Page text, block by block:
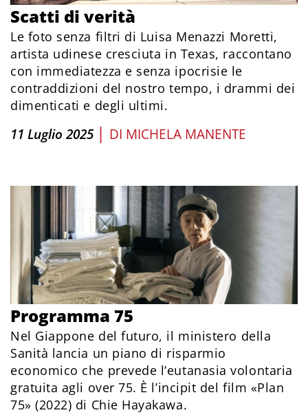
Scatti di verità
Le foto senza filtri di Luisa Menazzi Moretti,
artista udinese cresciuta in Texas, raccontano
con immediatezza e senza ipocrisie le
contraddizioni del nostro tempo, i drammi dei
dimenticati e degli ultimi.
11 Luglio 2025 | DI MICHELA MANENTE
Programma 75
Nel Giappone del futuro, il ministero della
Sanità lancia un piano di risparmio
economico che prevede l’eutanasia volontaria
gratuita agli over 75. È l’incipit del film «Plan
75» (2022) di Chie Hayakawa.